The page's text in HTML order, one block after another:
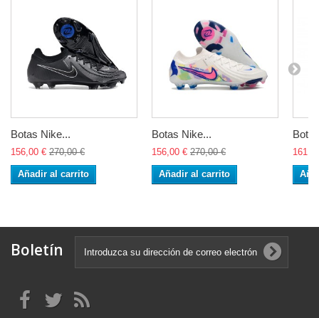
Botas Nike...
156,00 € 270,00 €
Añadir al carrito
Botas Nike...
156,00 € 270,00 €
Añadir al carrito
Boletín